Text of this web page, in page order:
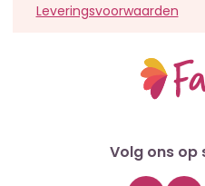
Leveringsvoorwaarden
Volg ons op